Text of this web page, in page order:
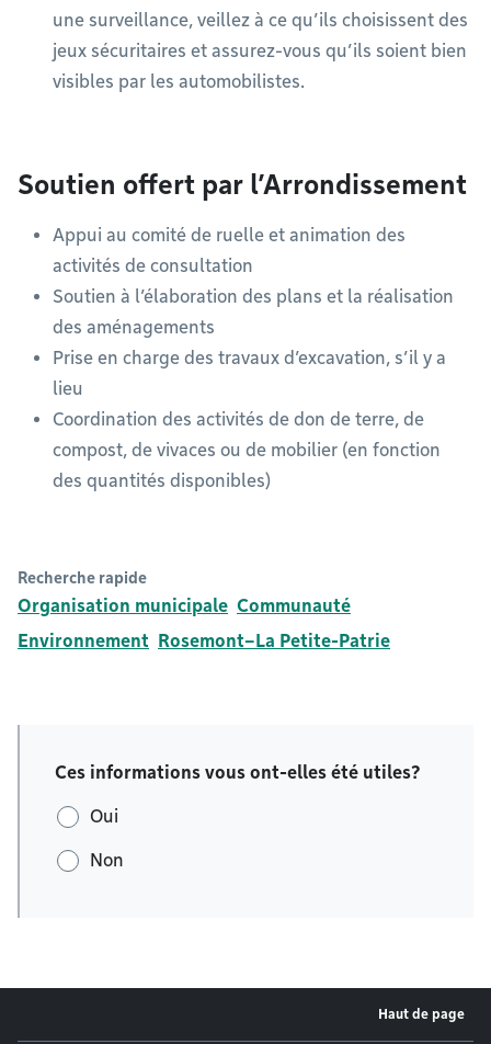
une surveillance, veillez à ce qu’ils choisissent des
jeux sécuritaires et assurez-vous qu’ils soient bien
visibles par les automobilistes.
Soutien offert par l’Arrondissement
Appui au comité de ruelle et animation des
activités de consultation
Soutien à l’élaboration des plans et la réalisation
des aménagements
Prise en charge des travaux d’excavation, s’il y a
lieu
Coordination des activités de don de terre, de
compost, de vivaces ou de mobilier (en fonction
des quantités disponibles)
Recherche rapide
Organisation municipale Communauté
Environnement Rosemont–La Petite-Patrie
Ces informations vous ont-elles été utiles?
Oui
Non
Haut de page